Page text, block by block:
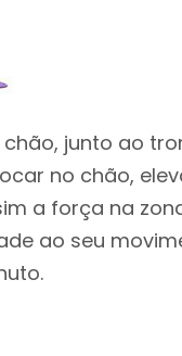
junto ao
no chão,
a força na
ao seu